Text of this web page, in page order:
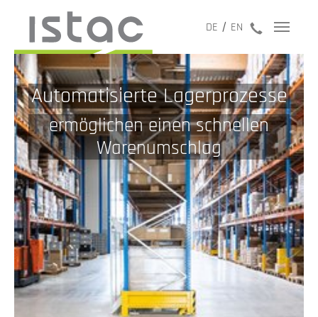
jetzt
DE EN
Automatisierte Lagerprozesse
ermöglichen einen schnellen
Warenumschlag